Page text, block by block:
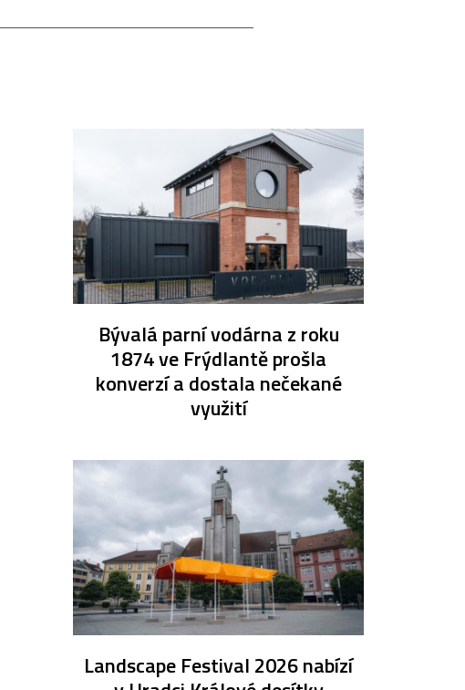
Bývalá parní vodárna z roku
1874 ve Frýdlantě prošla
konverzí a dostala nečekané
využití
Landscape Festival 2026 nabízí